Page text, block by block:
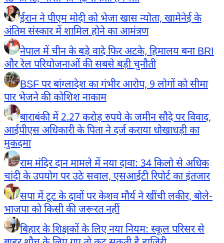
ईरान ने पीएम मोदी को भेजा खास न्योता, खामेनेई के
अंतिम संस्कार में शामिल होने का आमंत्रण
नेपाल में चीन के बड़े वादे फिर अटके, हिमालय बना BRI
और रेल परियोजनाओं की सबसे बड़ी चुनौती
BSF पर बांग्लादेश का गंभीर आरोप, 9 लोगों को सीमा
पार भेजने की कोशिश नाकाम
बाराबंकी में 2.27 करोड़ रुपये के जमीन सौदे पर विवाद,
आईपीएस अधिकारी के पिता ने दर्ज कराया धोखाधड़ी का
मुकदमा
राम मंदिर दान मामले में नया दावा: 34 किलो से अधिक
चांदी के उपयोग पर उठे सवाल, एसआईटी रिपोर्ट का इंतजार
सपा में टूट के दावों पर केशव मौर्य ने खींची लकीर, बोले-
भाजपा को किसी की जरूरत नहीं
बिहार के शिक्षकों के लिए नया नियम: स्कूल परिसर से